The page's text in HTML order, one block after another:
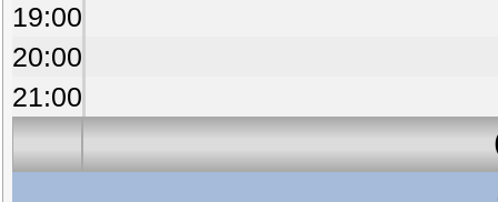
19:00
20:00
21:00